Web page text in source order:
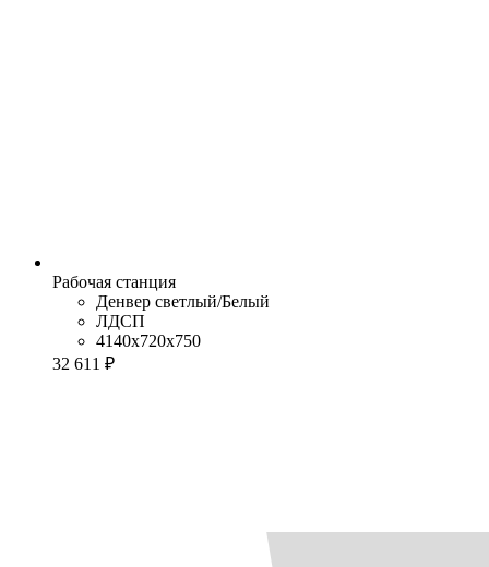
Рабочая станция
Денвер светлый/Белый
ЛДСП
4140x720x750
32 611 ₽